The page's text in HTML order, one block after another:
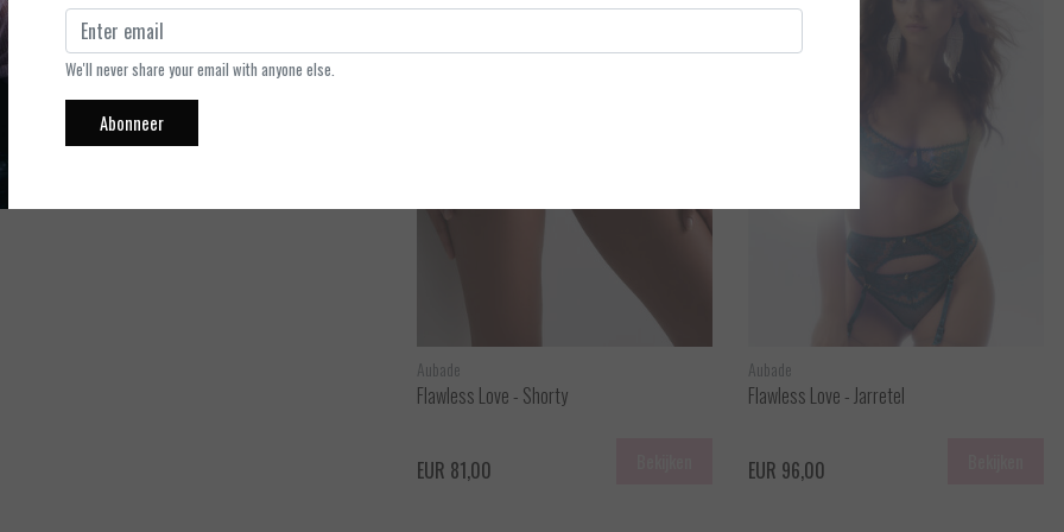
van semi-transparant en elegant Leavers kant met een
Aubade
Flawless Love - Shorty
EUR 81,00
Aubade
Flawless Love - Jarretel
EUR 96,00
We'll never share your email with anyone else.
Abonneer